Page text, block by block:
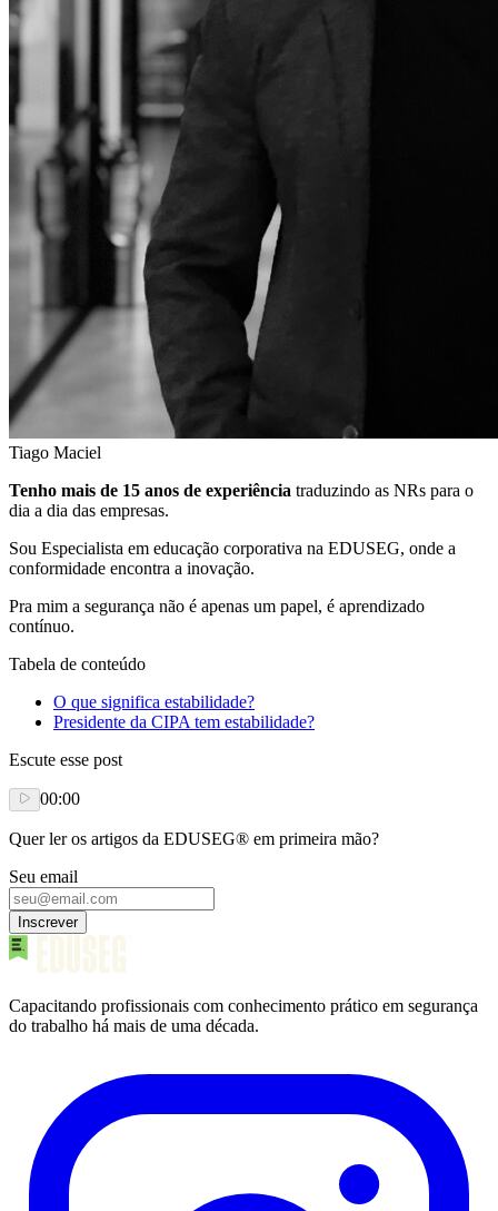
Tiago Maciel
Tenho mais de 15 anos de experiência traduzindo as NRs para o
dia a dia das empresas.
Sou Especialista em educação corporativa na EDUSEG, onde a
conformidade encontra a inovação.
Pra mim a segurança não é apenas um papel, é aprendizado
contínuo.
Tabela de conteúdo
O que significa estabilidade?
Presidente da CIPA tem estabilidade?
Escute esse post
00:00
Quer ler os artigos da EDUSEG® em primeira mão?
Seu email
Inscrever
Capacitando profissionais com conhecimento prático em segurança
do trabalho há mais de uma década.